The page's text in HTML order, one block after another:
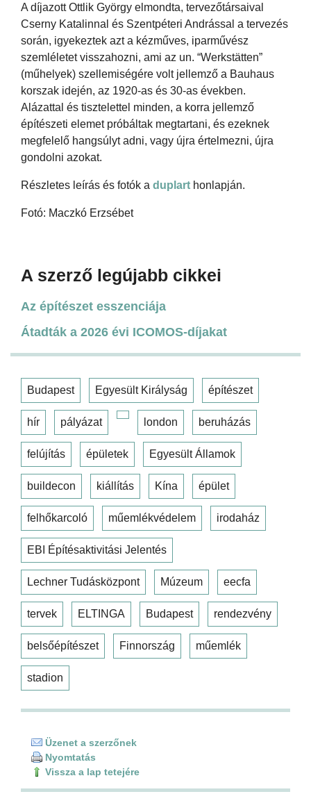
A díjazott Ottlik György elmondta, tervezőtársaival
Cserny Katalinnal és Szentpéteri Andrással a tervezés
során, igyekeztek azt a kézműves, iparművész
szemléletet visszahozni, ami az un. “Werkstätten”
(műhelyek) szellemiségére volt jellemző a Bauhaus
korszak idején, az 1920-as és 30-as években.
Alázattal és tisztelettel minden, a korra jellemző
építészeti elemet próbáltak megtartani, és ezeknek
megfelelő hangsúlyt adni, vagy újra értelmezni, újra
gondolni azokat.
Részletes leírás és fotók a duplart honlapján.
Fotó: Maczkó Erzsébet
A szerző legújabb cikkei
Az építészet esszenciája
Átadták a 2026 évi ICOMOS-díjakat
Budapest Egyesült Királyság építészet
hír pályázat london beruházás
felújítás épületek Egyesült Államok
buildecon kiállítás Kína épület
felhőkarcoló műemlékvédelem irodaház
EBI Építésaktivitási Jelentés
Lechner Tudásközpont Múzeum eecfa
tervek ELTINGA Budapest rendezvény
belsőépítészet Finnország műemlék
stadion
Üzenet a szerzőnek
Nyomtatás
Vissza a lap tetejére